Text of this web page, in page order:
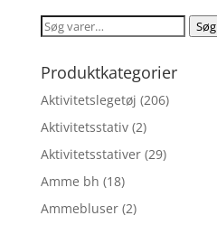
var:
kr. 39,95.
er:
kr. 31,96.
Søg
Søg
Produktkategorier
Aktivitetslegetøj (206)
Aktivitetsstativ (2)
Aktivitetsstativer (29)
Amme bh (18)
Ammebluser (2)